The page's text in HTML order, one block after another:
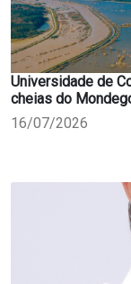
Universidade de
cheias do
16/07/2026